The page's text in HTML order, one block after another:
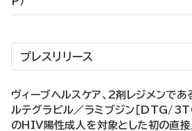
プレスリリース
ヴィーブヘルスケア、2剤レジメンであ
ルテグラビル／ラミブジン［DTG/
のHIV陽性成人を対象とした初の直